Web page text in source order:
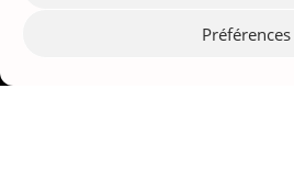
Préférences